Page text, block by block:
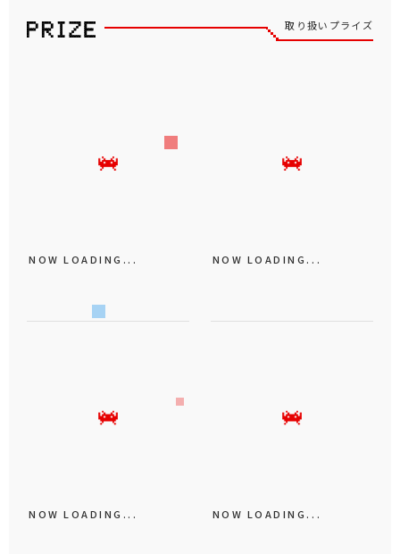
取り扱いプライズ
NOW LOADING... NOW LOADING...
NOW LOADING... NOW LOADING...